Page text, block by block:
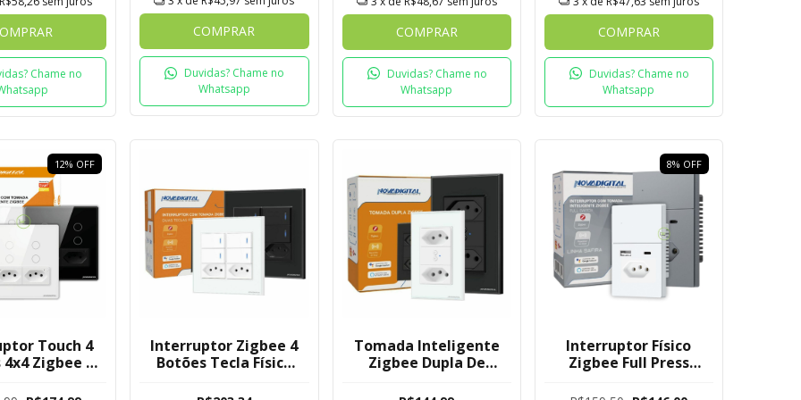
Chame no
COMPRAR
Duvidas? Chame no
Whatsapp
COMPRAR
Duvidas? Chame no
Whatsapp
COMPRAR
Duvidas? Chame no
Whatsapp
12% OFF
Touch 4
Zigbee 2
Interruptor Zigbee 4
Botões Tecla Física
Tomada Inteligente
Zigbee Dupla De
8% OFF
Interruptor Físico
Zigbee Full Press